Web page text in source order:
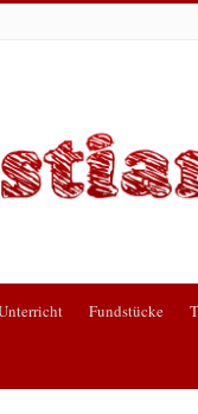
Fundstücke